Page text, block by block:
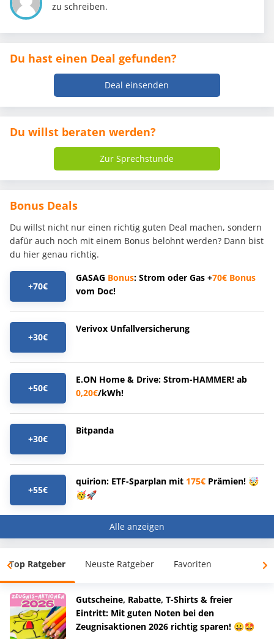
zu schreiben.
Du hast einen Deal gefunden?
Deal einsenden
Du willst beraten werden?
Zur Sprechstunde
Bonus Deals
Du willst nicht nur einen richtig guten Deal machen, sondern
dafür auch noch mit einem Bonus belohnt werden? Dann bist
du hier genau richtig.
+70€
GASAG Bonus: Strom oder Gas +70€ Bonus
vom Doc!
+30€
Verivox Unfallversicherung
+50€
E.ON Home & Drive: Strom-HAMMER! ab
0,20€/kWh!
+30€
Bitpanda
+55€
quirion: ETF-Sparplan mit 175€ Prämien! 🤯
🥳🚀
Alle anzeigen
Top Ratgeber Neuste Ratgeber Favoriten
Gutscheine, Rabatte, T-Shirts & freier
Eintritt: Mit guten Noten bei den
Zeugnisaktionen 2026 richtig sparen! 😀🤩